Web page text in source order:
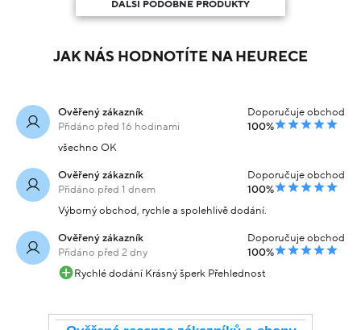
DALŠÍ PODOBNÉ PRODUKTY
JAK NÁS HODNOTÍTE NA HEURECE
Ověřený zákazník
Přidáno před 16 hodinami
Doporučuje obchod
100%
všechno OK
Ověřený zákazník
Přidáno před 1 dnem
Doporučuje obchod
100%
Výborný obchod, rychle a spolehlivě dodání.
Ověřený zákazník
Přidáno před 2 dny
Doporučuje obchod
100%
Rychlé dodání Krásný šperk Přehlednost